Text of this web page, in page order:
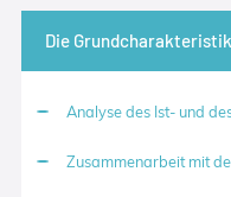
Die Grundcharakteristik
Analyse des Ist- und
Zusammenarbeit mit